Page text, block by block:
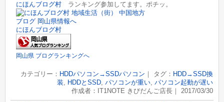
にほんブログ村 ランキング参加してます。ポチッ。
にほんブログ村
岡山県 ブログランキングへ
カテゴリー： HDDパソコン→SSDパソコン ｜ タグ： HDD→SSD換
装
HDDとSSD, パソコンが重い, パソコン起動が遅い
作成者：IT1NOTE きびだんご店長｜ 2017/03/30